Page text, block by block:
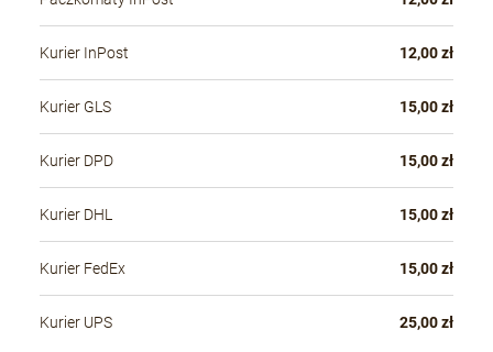
Kurier InPost 12,00 zł
Kurier GLS 15,00 zł
Kurier DPD 15,00 zł
Kurier DHL 15,00 zł
Kurier FedEx 15,00 zł
Kurier UPS 25,00 zł